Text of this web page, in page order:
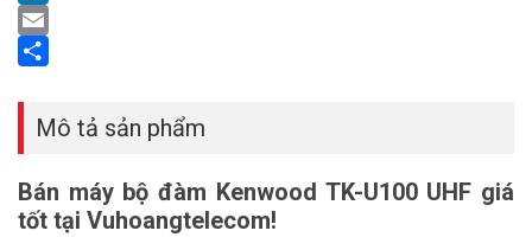
LinkedIn
Email
Mô tả sản phẩm
Bán máy bộ đàm Kenwood TK-U100 UHF giá
tốt tại Vuhoangtelecom!